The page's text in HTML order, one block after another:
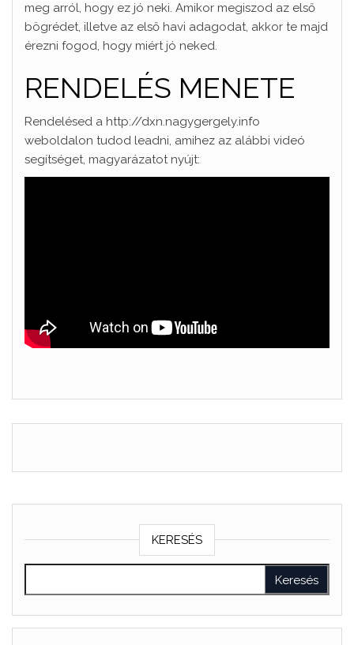
meg arról, hogy ez jó neki. Amikor megiszod az első
bögrédet, illetve az első havi adagodat, akkor te majd
érezni fogod, hogy miért jó neked.
RENDELÉS MENETE
Rendelésed a http://dxn.nagygergely.info
weboldalon tudod leadni, amihez az alábbi videó
segítséget, magyarázatot nyújt:
KERESÉS